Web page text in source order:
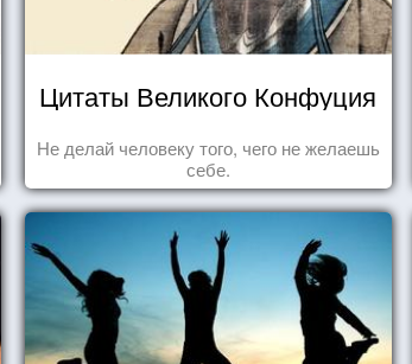
Цитаты Великого Конфуция
Не делай человеку того, чего не желаешь
себе.